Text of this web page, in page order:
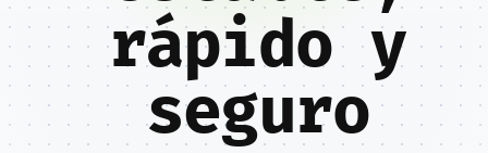
rápido y
seguro